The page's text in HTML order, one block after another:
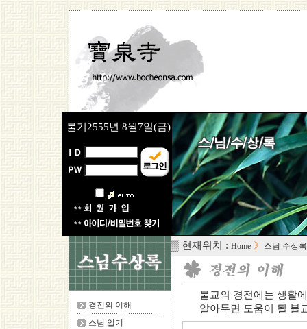
불기2555년 8월7일(금)
경전의 이해
스님 일기
▒ 현재위치 : Home 》 스님 수상록
불교의 경전에는 생활
알아두면 도움이 될 불